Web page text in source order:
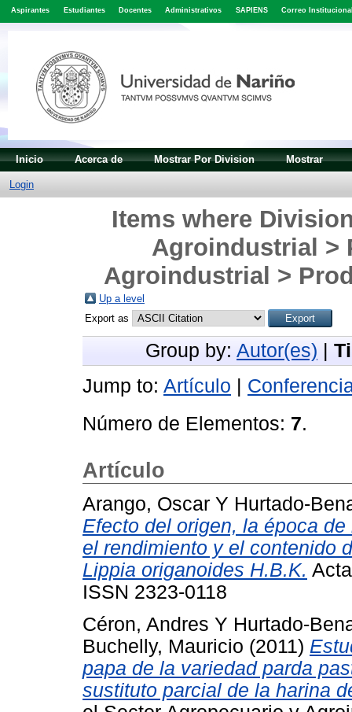
Aspirantes Estudiantes Docentes Administrativos SAPIENS Correo
Inicio Acerca de Mostrar Por Division Mostrar
Login
Items where
Agroindustrial >
Agroindustrial >
Up a level
Export as
Group by: Autor(es) |
Jump to: Artículo |
Número de Elementos: 7.
Artículo
Arango, Oscar Y Hurtado-
Efecto del origen, la época
el rendimiento y el contenido
Lippia origanoides H.B.K.
ISSN 2323-0118
Céron, Andres Y Hurtado-
Buchelly, Mauricio (2011)
papa de la variedad parda
sustituto parcial de la harina